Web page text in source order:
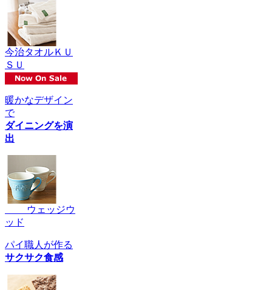
今治タオルＫＵ
ＳＵ
暖かなデザイン
で
ダイニングを演
出
ウェッジウ
ッド
パイ職人が作る
サクサク食感